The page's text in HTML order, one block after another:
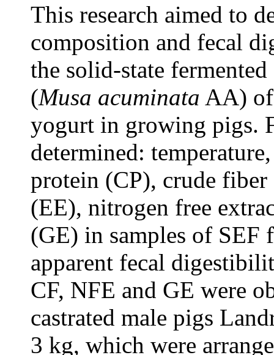
This research aimed to
composition and fecal
the solid-state
(Musa acuminata AA) of
yogurt in growing pigs.
determined:
protein (CP), crude fiber
(EE), nitrogen free
(GE) in samples of SEF
apparent fecal
CF, NFE and GE were
castrated male pigs
3 kg, which were